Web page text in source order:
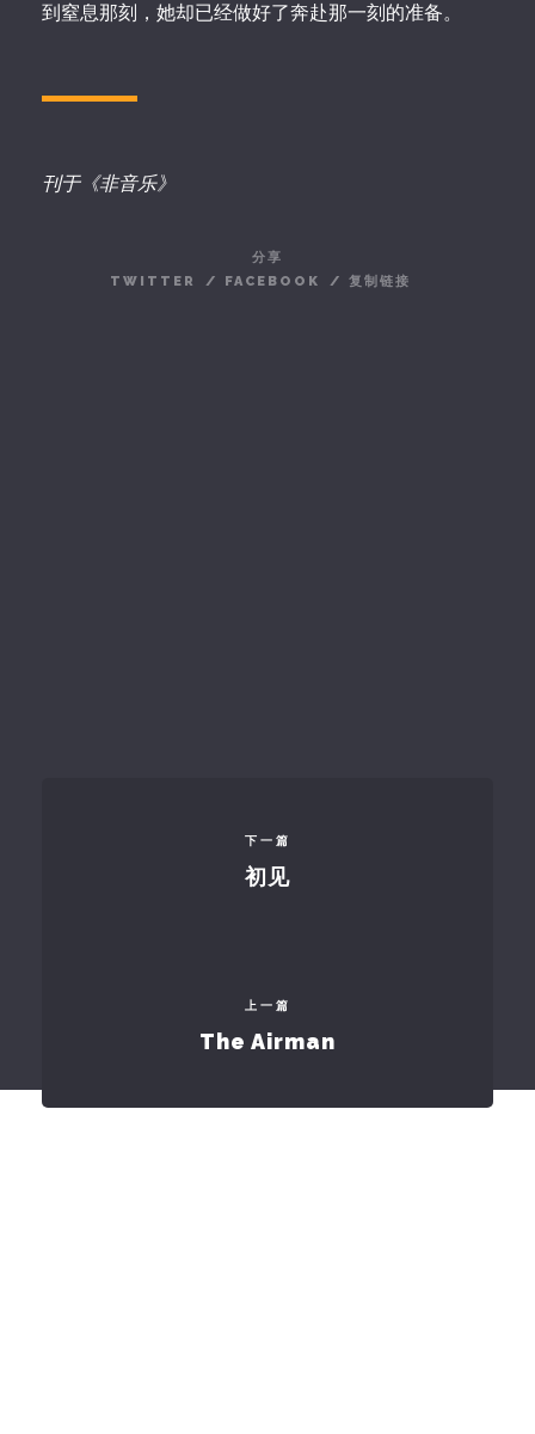
到窒息那刻，她却已经做好了奔赴那一刻的准备。
刊于《非音乐》
分享
TWITTER
/ FACEBOOK / 复制链接
下一篇
初见
上一篇
The Airman